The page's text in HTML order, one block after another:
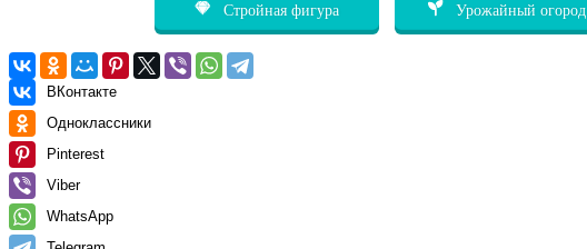
Стройная фигура Урожайный огород
ВКонтакте
Одноклассники
Pinterest
Viber
WhatsApp